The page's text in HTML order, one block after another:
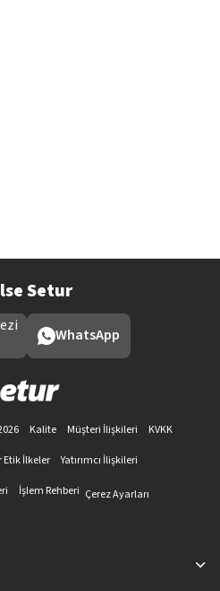
Setur
WhatsApp
Kalite Müşteri İlişkileri
KVKK
Etik İlkeler
Yatırımcı İlişkileri
İşlem Rehberi Çerez Ayarları